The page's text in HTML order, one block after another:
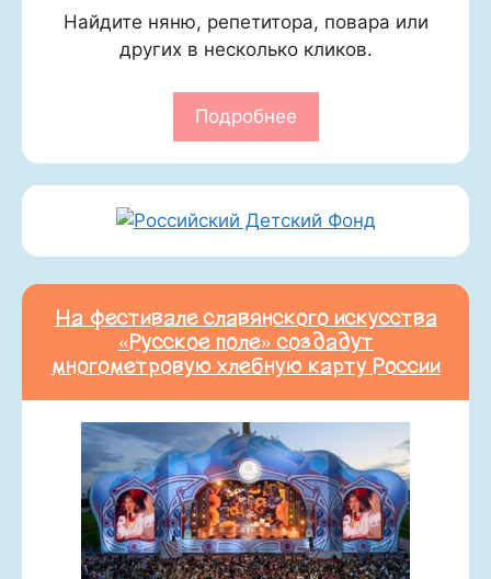
Найдите няню, репетитора, повара или
других в несколько кликов.
Подробнее
На фестивале славянского искусства
«Русское поле» создадут
многометровую хлебную карту России